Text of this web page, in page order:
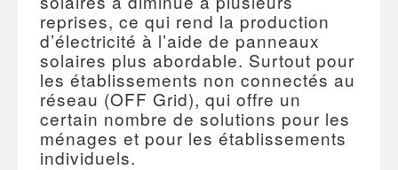
reprises, ce qui rend la production
d’électricité à l’aide de panneaux
solaires plus abordable. Surtout pour
les établissements non connectés au
réseau (OFF Grid), qui offre un
certain nombre de solutions pour les
ménages et pour les établissements
individuels.